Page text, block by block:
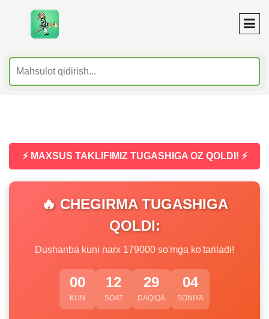
⚡ MAXSUS TAKLIFIMIZ TUGASHIGA OZ QOLDI! ⚡
🔥 CHEGIRMA TUGASHIGA
QOLDI:
Dushanba kuni narx 179000 so'mga ko'tariladi!
00
KUN
12
SOAT
29
DAQIQA
03
SONIYA